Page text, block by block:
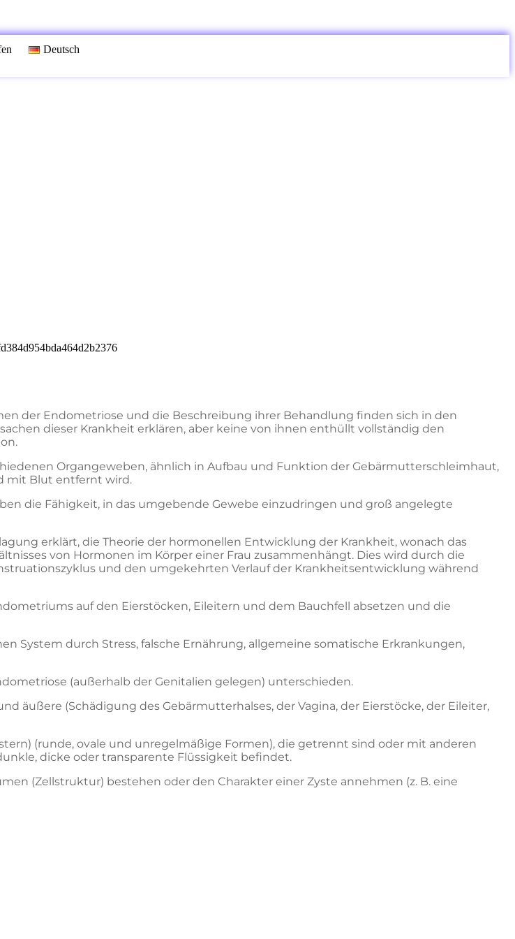
Deutsch
der Endometriose und die Beschreibung ihrer Behandlung finden sich in den
dieser Krankheit erklären, aber keine von ihnen enthüllt vollständig den
Organgeweben, ähnlich in Aufbau und Funktion der Gebärmutterschleimhaut,
mit Blut entfernt wird.
die Fähigkeit, in das umgebende Gewebe einzudringen und groß angelegte
erklärt, die Theorie der hormonellen Entwicklung der Krankheit, wonach das
von Hormonen im Körper einer Frau zusammenhängt. Dies wird durch die
und den umgekehrten Verlauf der Krankheitsentwicklung während
auf den Eierstöcken, Eileitern und dem Bauchfell absetzen und die
System durch Stress, falsche Ernährung, allgemeine somatische Erkrankungen,
(außerhalb der Genitalien gelegen) unterschieden.
äußere (Schädigung des Gebärmutterhalses, der Vagina, der Eierstöcke, der Eileiter,
(runde, ovale und unregelmäßige Formen), die getrennt sind oder mit anderen
dicke oder transparente Flüssigkeit befindet.
(Zellstruktur) bestehen oder den Charakter einer Zyste annehmen (z. B. eine